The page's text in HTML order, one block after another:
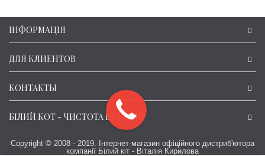
ІНФОРМАЦІЯ
ДЛЯ КЛИЕНТОВ
КОНТАКТЫ
БІЛИЙ КОТ - ЧИСТОТА БЕЗ ХІМІЇ
Copyright © 2008 - 2019. Інтернет-магазин офіційного дистриб'ютора
компанії Білий кіт - Віталія Кирилова